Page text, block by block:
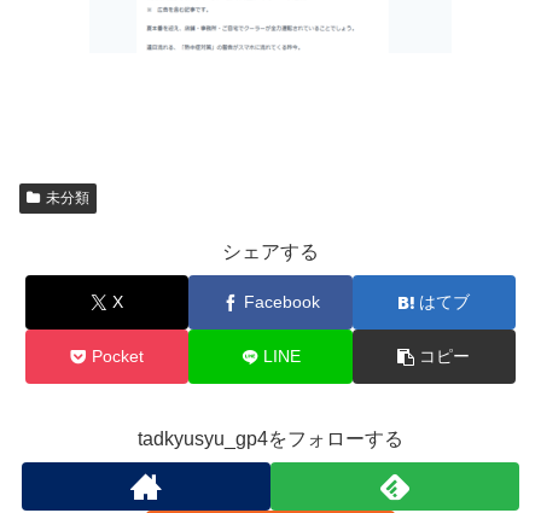
未分類
シェアする
X Facebook はてブ
Pocket LINE コピー
tadkyusyu_gp4をフォローする